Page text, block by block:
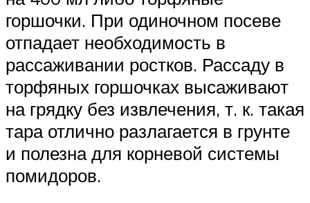
горшочки. При одиночном посеве
отпадает необходимость в
рассаживании ростков. Рассаду в
торфяных горшочках высаживают
на грядку без извлечения, т. к. такая
тара отлично разлагается в грунте
и полезна для корневой системы
помидоров.